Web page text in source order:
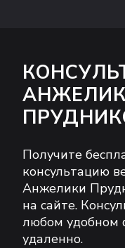
Получите
консультацию
Анжелики
на сайте.
любом удобном
удаленно.